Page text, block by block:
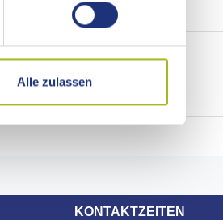
Alle zulassen
KONTAKTZEITEN